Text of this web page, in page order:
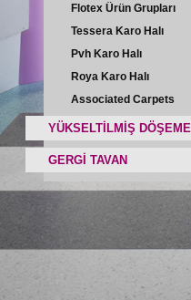
Flotex Ürün Grupları
Tessera Karo Halı
Pvh Karo Halı
Roya Karo Halı
Associated Carpets
YÜKSELTİLMİŞ DÖŞEME
GERGİ TAVAN